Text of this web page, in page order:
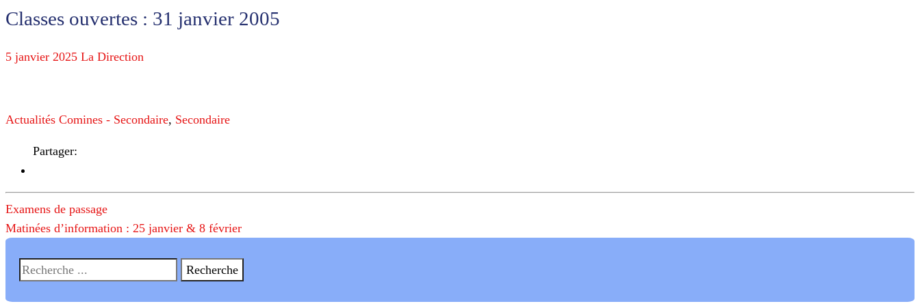
Classes ouvertes : 31 janvier 2005
5 janvier 2025 La Direction
Actualités Comines - Secondaire, Secondaire
Partager:
Navigation
de
l’article
Examens de passage
Matinées d’information : 25 janvier & 8 février
Recherche